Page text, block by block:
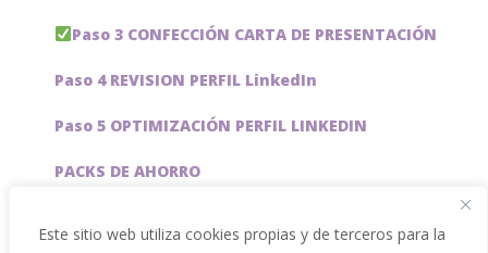
Este sitio web utiliza cookies propias y de terceros para la
Paso 3 CONFECCIÓN CARTA DE PRESENTACIÓN
Paso 4 REVISION PERFIL LinkedIn
Paso 5 OPTIMIZACIÓN PERFIL LINKEDIN
PACKS DE AHORRO